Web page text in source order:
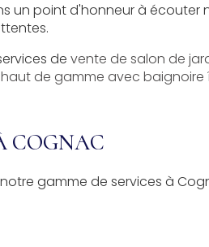
un point d'honneur à écouter
de vente de salon de
de gamme avec baignoire
COGNAC
gamme de services à